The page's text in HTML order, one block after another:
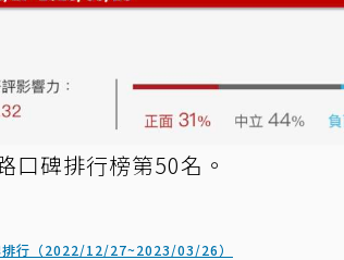
碑排行榜第50名。
行（2022/12/27~2023/03/26）